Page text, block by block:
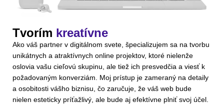
Tvorím kreatívne
Ako váš partner v digitálnom svete, špecializujem sa na tvorbu
unikátnych a atraktívnych online projektov, ktoré nielenže
oslovia vašu cieľovú skupinu, ale tiež ich presvedčia a viesť k
požadovaným konverziám. Moj prístup je zameraný na detaily
a osobitosti vášho biznisu, čo zaručuje, že váš web bude
nielen esteticky príťažlivý, ale bude aj efektívne plniť svoj účel.